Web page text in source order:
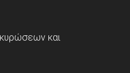
και